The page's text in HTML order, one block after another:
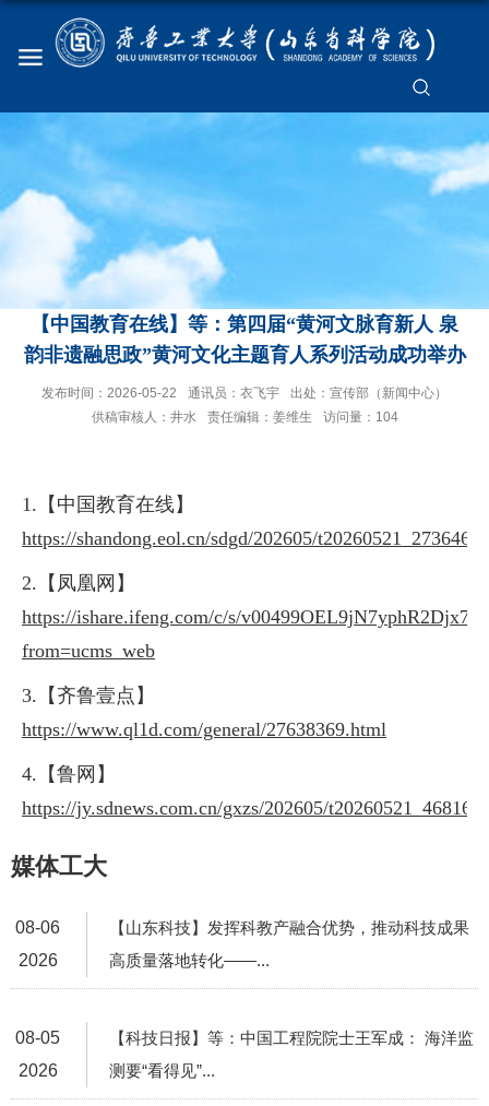
【中国教育在线】等：第四届“黄河文脉育新人 泉
韵非遗融思政”黄河文化主题育人系列活动成功举办
发布时间：2026-05-22 通讯员：衣飞宇
出处：宣传部（新闻中心）
供稿审核人：井水
责任编辑：姜维生 访问量： 104
1.【中国教育在线】
https://shandong.eol.cn/sdgd/202605/
2.【凤凰网】
https://ishare.ifeng.com/c/s/
from=ucms_web
3.【齐鲁壹点】
https://www.ql1d.com/general/27638369.html
4.【鲁网】
https://jy.sdnews.com.cn/gxzs/202605/
媒体工大
08-06
2026
【山东科技】发挥科教产融合优势，推动科技成果
高质量落地转化——...
08-05
2026
【科技日报】等：中国工程院院士王军成： 海洋监
测要“看得见”...